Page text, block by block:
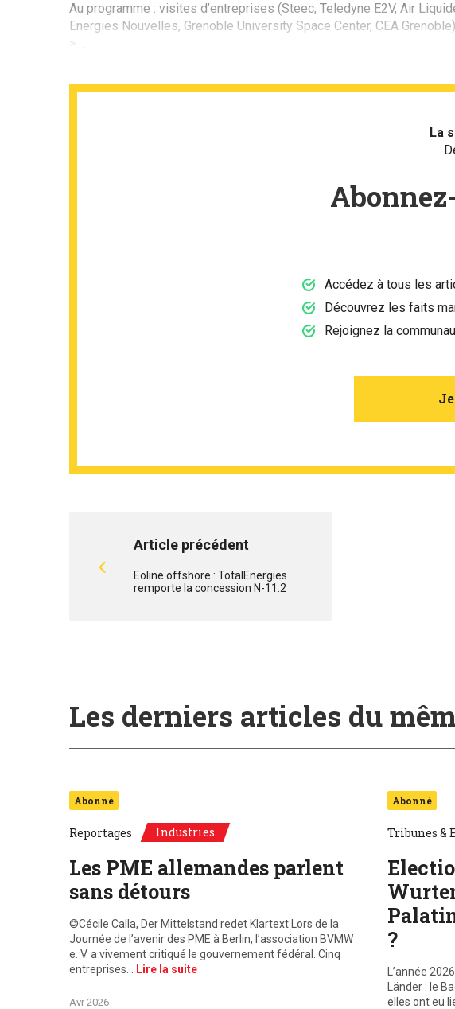
Au programme : visites d’entreprises (Steec, Teledyne E2V, Air
Energies Nouvelles, Grenoble University Space Center, CEA
> ...
La
Accédez à tous les
Découvrez les faits
Rejoignez la
Article précédent
Eoline offshore : TotalEnergies
remporte la concession N-11.2
Les derniers articles du
Abonné
Reportages Industries
Les PME allemandes parlent
sans détours
©Cécile Calla, Der Mittelstand redet Klartext Lors de la
Journée de l’avenir des PME à Berlin, l’association BVMW
e. V. a vivement critiqué le gouvernement fédéral. Cinq
entreprises…
Lire la suite
Avr 2026
Abonné
Tribunes &
?
L’année
Länder : le
elles ont eu